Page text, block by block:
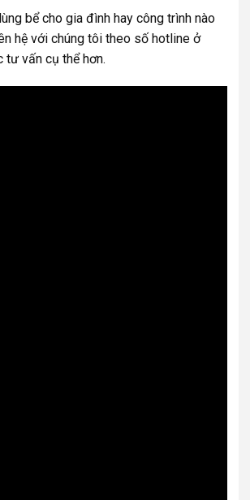
bể cho gia đình hay công trình nào
hệ với chúng tôi theo số hotline ở
vấn cụ thể hơn.